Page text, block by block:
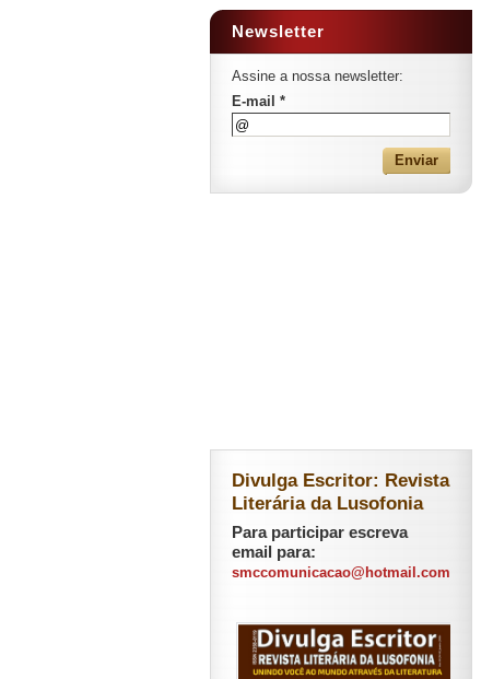
Newsletter
Assine a nossa newsletter:
E-mail *
Divulga Escritor: Revista
Literária da Lusofonia
Para participar escreva
email para:
smccomunicacao@hotmail.com